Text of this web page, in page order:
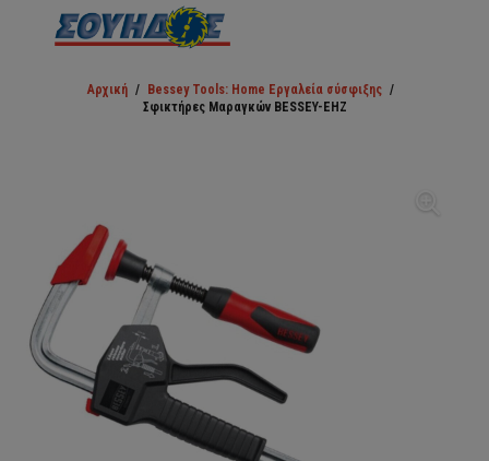
Αρχική / Bessey Tools: Home Εργαλεία σύσφιξης /
Σφικτήρες Μαραγκών BESSEY-EHZ